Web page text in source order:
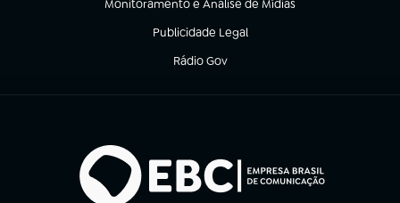
Monitoramento e Análise de Mídias
(abre em nova aba)
Publicidade Legal
(abre em nova aba)
Rádio Gov
(abre em nova aba)